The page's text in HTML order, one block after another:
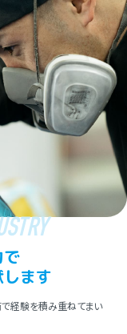
で
ます
経験を積み重ねてまい